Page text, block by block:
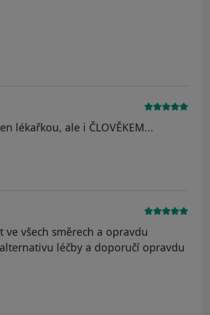
lékařkou, ale i ČLOVĚKEM...
ve všech směrech a opravdu
léčby a doporučí opravdu